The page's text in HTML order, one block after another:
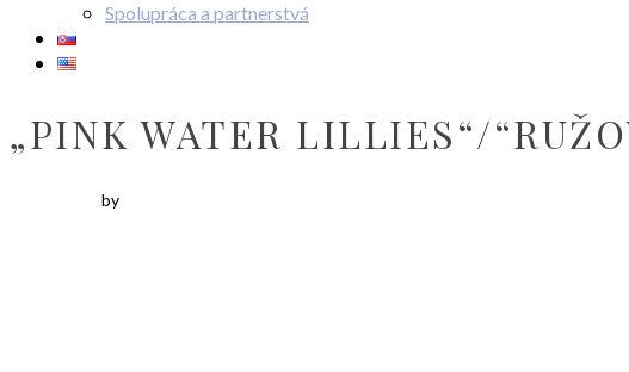
Spolupráca a partnerstvá
„PINK WATER LILLIES“/
by